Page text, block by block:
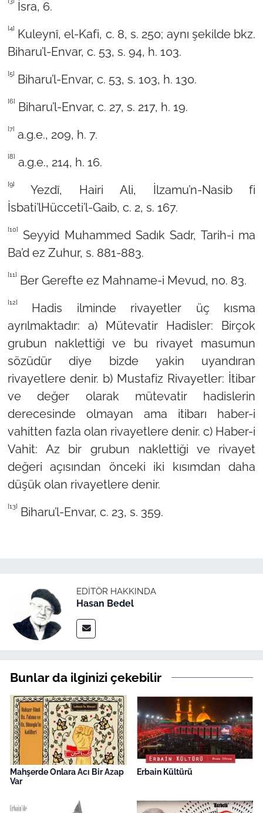
İsra, 6.
[4] Kuleynî, el-Kafi, c. 8, s. 250; aynı şekilde bkz.
Biharu’l-Envar, c. 53, s. 94, h. 103.
[5] Biharu’l-Envar, c. 53, s. 103, h. 130.
[6] Biharu’l-Envar, c. 27, s. 217, h. 19.
[7] a.g.e., 209, h. 7.
[8] a.g.e., 214, h. 16.
[9]
Yezdî, Hairi Ali, İlzamu’n-Nasib fi
İsbati’lHücceti’l-Gaib, c. 2, s. 167.
[10]
Seyyid Muhammed Sadık Sadr, Tarih-i ma
Ba’d ez Zuhur, s. 881-883.
[11] Ber Gerefte ez Mahname-i Mevud, no. 83.
[12]
Hadis ilminde rivayetler üç kısma
ayrılmaktadır: a) Mütevatir Hadisler: Birçok
grubun naklettiği ve bu rivayet masumun
sözüdür diye bizde yakin uyandıran
rivayetlere denir. b) Mustafiz Rivayetler: İtibar
ve değer olarak mütevatir hadislerin
derecesinde olmayan ama itibarı haber-i
vahitten fazla olan rivayetlere denir. c) Haber-i
Vahit: Az bir grubun naklettiği ve rivayet
değeri açısından önceki iki kısımdan daha
düşük olan rivayetlere denir.
[13] Biharu’l-Envar, c. 23, s. 359.
EDITÖR HAKKINDA
Hasan Bedel
Bunlar da ilginizi çekebilir
Mahşerde Onlara Acı Bir Azap
Var
Erbain Kültürü